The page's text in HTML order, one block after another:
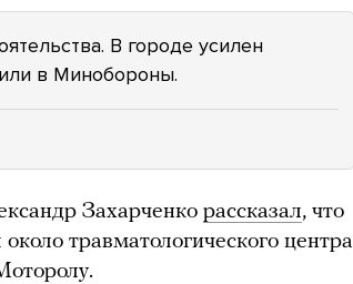
В городе усилен
в Минобороны.
Захарченко рассказал, что
травматологического центра